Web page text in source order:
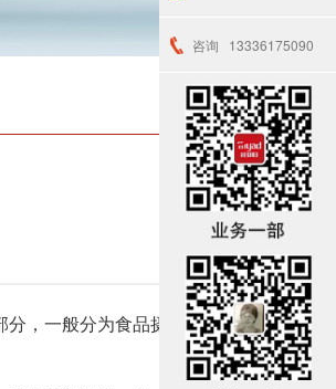
分，一般分为食品摄影、静
咨询 13336175090